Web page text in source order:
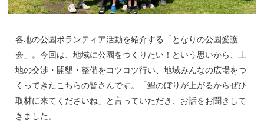
各地の公園ボランティア活動を紹介する「となりの公園愛護
会」。今回は、地域に公園をつくりたい！という思いから、土
地の交渉・開墾・整備をコツコツ行い、地域みんなの広場をつ
くってきたこちらの皆さんです。「鯉のぼりが上がるからぜひ
取材に来てくださいね」と言っていただき、お話をお聞きして
きました。